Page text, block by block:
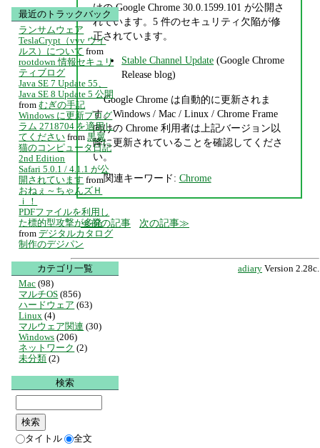
けの Google Chrome 30.0.1599.101 が公開さ
れています。5 件のセキュリティ欠陥が修
正されています。
Stable Channel Update (Google Chrome
Release blog)
Google Chrome は自動的に更新されま
す。Windows / Mac / Linux / Chrome Frame
向けの Chrome 利用者は上記バージョン以
降に更新されていることを確認してくださ
い。
関連キーワード: Chrome
前の記事 次の記事
adiary Version 2.28c.
最近のトラックバック
ランサムウェア
TeslaCrypt（vvv ウイ
ルス）について from
rootdown 情報セキュリ
ティブログ
Java SE 7 Update 55、
Java SE 8 Update 5 公開
from むぎの手記
Windows に更新プログ
ラム 2718704 を適用し
てください from 黒翼
猫のコンピュータ日記
2nd Edition
Safari 5.0.1 / 4.1.1 が公
開されています from
おねぇ～ちゃんズＨ
ｉ！
PDFファイルを利用し
た標的型攻撃が多発
from デジタルカタログ
制作のデジパン
カテゴリ一覧
Mac (98)
マルチOS (856)
ハードウェア (63)
Linux (4)
マルウェア関連 (30)
Windows (206)
ネットワーク (2)
未分類 (2)
検索
タイトル 全文